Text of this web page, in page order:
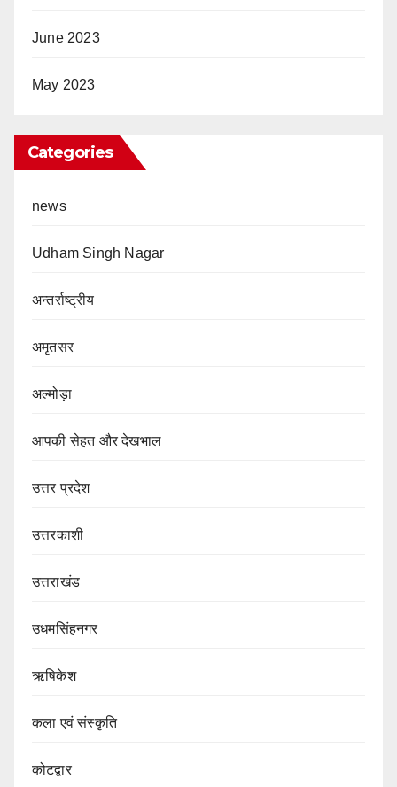
June 2023
May 2023
Categories
news
Udham Singh Nagar
अन्तर्राष्ट्रीय
अमृतसर
अल्मोड़ा
आपकी सेहत और देखभाल
उत्तर प्रदेश
उत्तरकाशी
उत्तराखंड
उधमसिंहनगर
ऋषिकेश
कला एवं संस्कृति
कोटद्वार